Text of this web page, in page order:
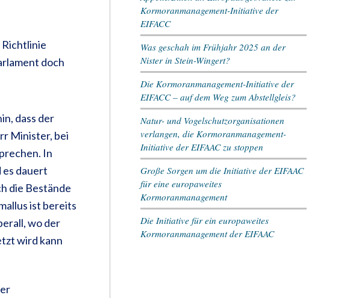
doch
dass der
Minister, bei
In
es dauert
die Bestände
ist bereits
wo der
wird kann
Kormoranmanagement-Initiative der
EIFACC
Was geschah im Frühjahr 2025 an der
Nister in Stein-Wingert?
Die Kormoranmanagement-Initiative der
EIFACC – auf dem Weg zum Abstellgleis?
Natur- und Vogelschutzorganisationen
verlangen, die Kormoranmanagement-
Initiative der EIFAAC zu stoppen
Große Sorgen um die Initiative der EIFAAC
für eine europaweites
Kormoranmanagement
Die Initiative für ein europaweites
Kormoranmanagement der EIFAAC